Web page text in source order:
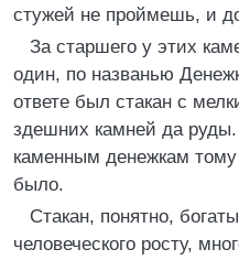
стужей не проймешь, и
За старшего у этих
один, по названью
ответе был стакан с
здешних камней да
каменным денежкам
было.
Стакан, понятно,
человеческого росту,